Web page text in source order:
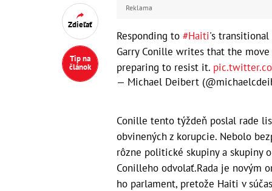
Zdieľať
Tip na
článok
Reklama
Responding to #Haiti's
Garry Conille writes that the
preparing to resist it.
— Michael Deibert
Conille tento týždeň poslal rade
obvinených z korupcie. Nebolo
rôzne politické skupiny a skupiny
Conilleho odvolať.Rada je novým
ho parlament, pretože Haiti v